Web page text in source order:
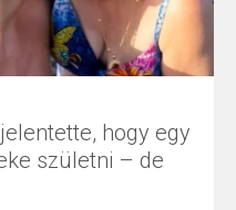
hogy egy
születni – de